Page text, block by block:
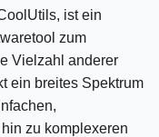
ist ein
zum
Vielzahl anderer
ein breites Spektrum
zu komplexeren